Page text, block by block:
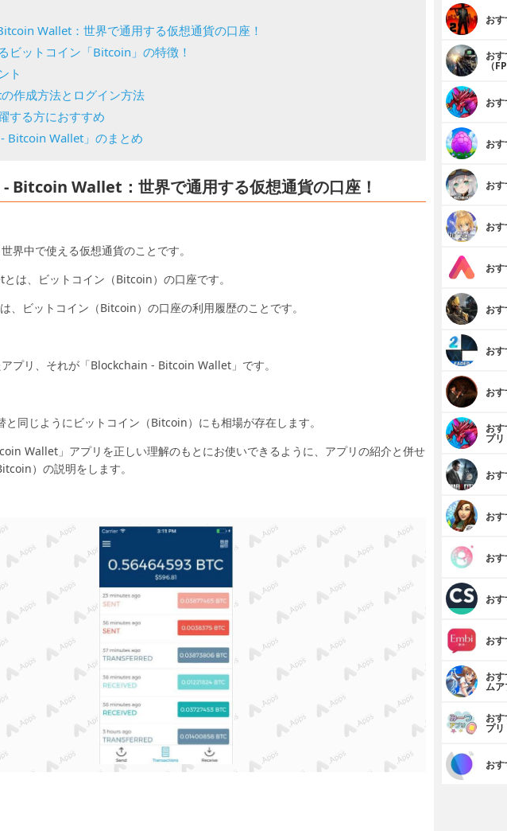
Wallet：世界で通用する仮想通貨の口座！
ビットコイン「Bitcoin」の特徴！
ト
作成方法とログイン方法
する方におすすめ
- Bitcoin Wallet」のまとめ
Bitcoin Wallet：世界で通用する仮想通貨の口座！
界中で使える仮想通貨のことです。
は、ビットコイン（Bitcoin）の口座です。
、ビットコイン（Bitcoin）の口座の利用履歴のことです。
プリ、それが「Blockchain - Bitcoin Wallet」です。
同じようにビットコイン（Bitcoin）にも相場が存在します。
Wallet」アプリを正しい理解のもとにお使いできるように、アプリの紹介と併せ
）の説明をします。
お
お
（
お
お
お
お
お
お
お
お
お
プリ
お
お
お
お
お
お
ムア
お
プリ
お